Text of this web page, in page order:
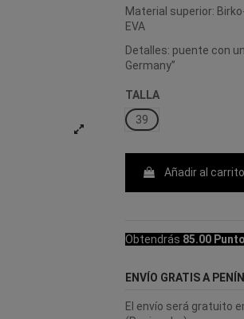
Material superior:
EVA
Detalles: puente con
Germany”
TALLA
39
Añadir al carrito
Obtendrás 85.00
ENVÍO GRATIS A
El envío será gratuito